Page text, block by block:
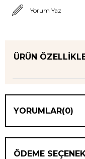
Yorum Yaz
ÜRÜN
YORUMLAR(0)
ÖDEME